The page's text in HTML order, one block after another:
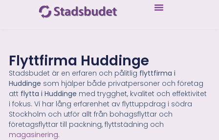
Flyttfirma Huddinge
Stadsbudet är en erfaren och pålitlig flyttfirma i
Huddinge som hjälper både privatpersoner och företag
att flytta i Huddinge med trygghet, kvalitet och effektivitet
i fokus. Vi har lång erfarenhet av flyttuppdrag i södra
Stockholm och utför allt från bohagsflyttar och
företagsflyttar till packning, flyttstädning och
magasinering.